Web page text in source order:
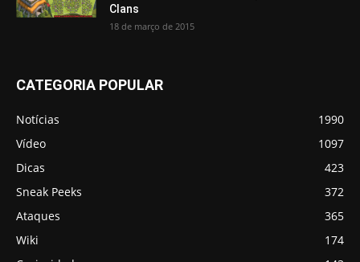
Clans
18 de março de 2015
CATEGORIA POPULAR
Notícias
1990
Vídeo
1097
Dicas
423
Sneak Peeks
372
Ataques
365
Wiki
174